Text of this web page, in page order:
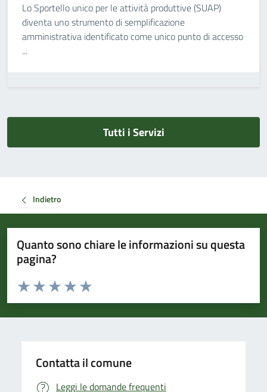
Lo Sportello unico per le attività produttive (SUAP)
diventa uno strumento di semplificazione
amministrativa identificato come unico punto di accesso
...
Tutti i Servizi
Indietro
Quanto sono chiare le informazioni su questa
pagina?
Valuta da 1 a 5 stelle la pagina
Valuta 5 stelle su 5
Valuta 4 stelle su 5
Valuta 3 stelle su 5
Valuta 2 stelle su 5
Valuta 1 stelle su 5
Contatta il comune
Leggi le domande frequenti